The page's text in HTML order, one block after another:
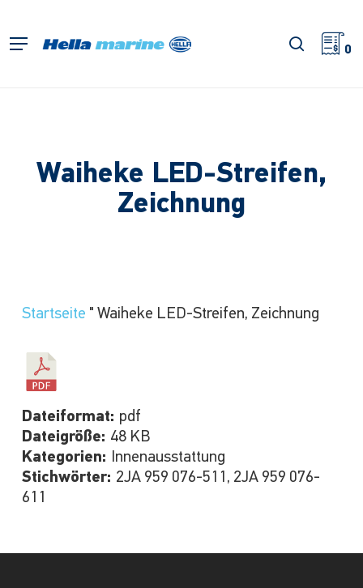
springen
Menü Suche
0
Waiheke LED-Streifen,
Zeichnung
Startseite " Waiheke LED-Streifen, Zeichnung
Dateiformat: pdf
Dateigröße: 48 KB
Kategorien: Innenausstattung
Stichwörter: 2JA 959 076-511, 2JA 959 076-
611